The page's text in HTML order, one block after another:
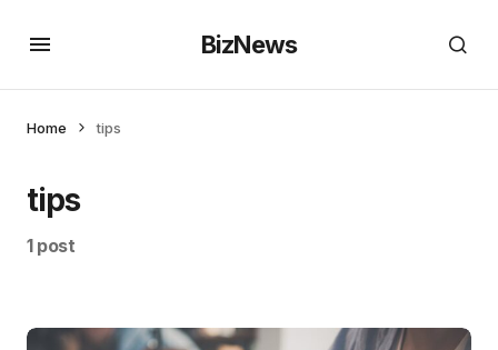
BizNews
Home tips
tips
1 post